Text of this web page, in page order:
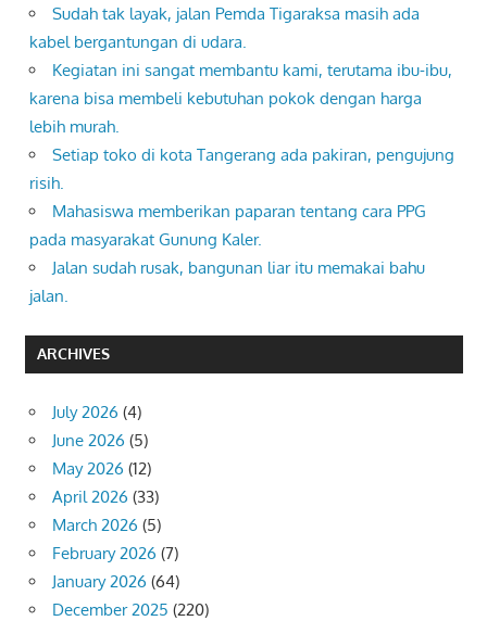
Sudah tak layak, jalan Pemda Tigaraksa masih ada
kabel bergantungan di udara.
Kegiatan ini sangat membantu kami, terutama ibu-ibu,
karena bisa membeli kebutuhan pokok dengan harga
lebih murah.
Setiap toko di kota Tangerang ada pakiran, pengujung
risih.
Mahasiswa memberikan paparan tentang cara PPG
pada masyarakat Gunung Kaler.
Jalan sudah rusak, bangunan liar itu memakai bahu
jalan.
ARCHIVES
July 2026 (4)
June 2026 (5)
May 2026 (12)
April 2026 (33)
March 2026 (5)
February 2026 (7)
January 2026 (64)
December 2025 (220)